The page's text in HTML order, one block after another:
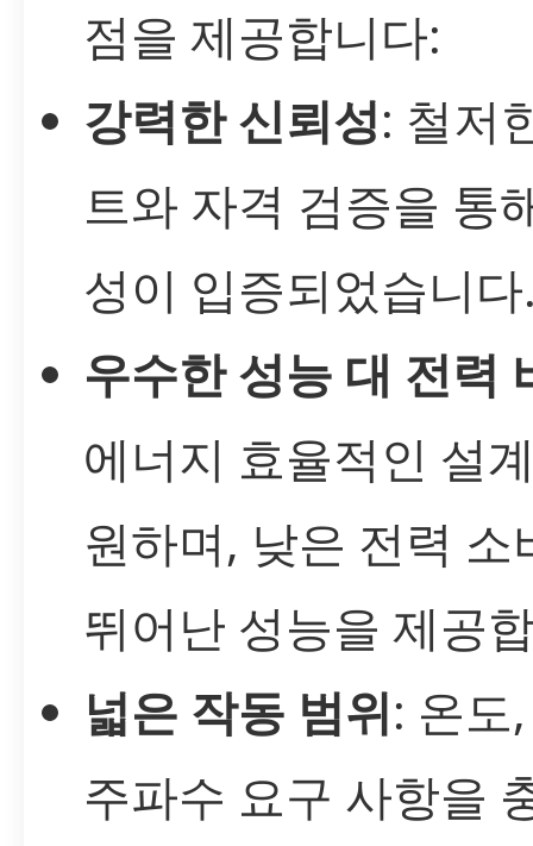
점을 제공합니다:
강력한 신뢰성: 철저
트와 자격 검증을 통
성이 입증되었습니
우수한 성능 대 전력
에너지 효율적인 설
원하며, 낮은 전력 소
뛰어난 성능을 제공
넓은 작동 범위: 온도
주파수 요구 사항을